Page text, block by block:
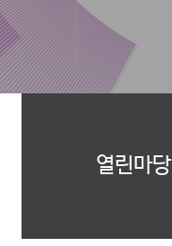
열린마당